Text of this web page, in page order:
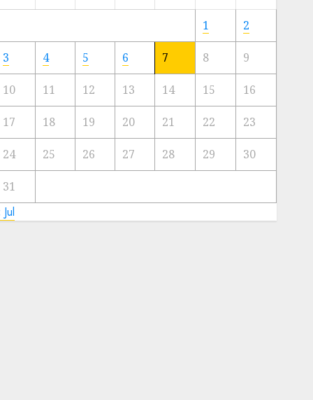
Artis
Kota
23/11/2024
0
1 2
3 4 5 6 7 8 9
10 11 12 13 14 15 16
17 18 19 20 21 22 23
24 25 26 27 28 29 30
31